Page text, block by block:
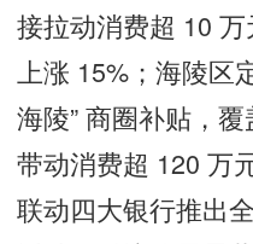
接拉动消费超 10
上涨 15%；海陵区
海陵” 商圈补贴，
带动消费超 120 万
联动四大银行推出